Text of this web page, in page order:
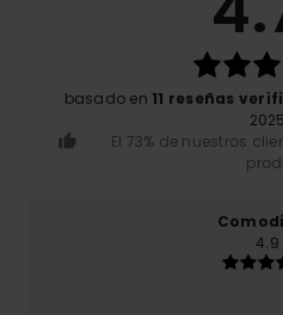
basado en 11 reseñas
2025
El 73% de nuestros
4.9